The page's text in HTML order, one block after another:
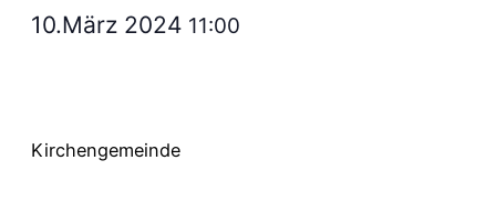
10.März 2024 11:00
Kirchengemeinde